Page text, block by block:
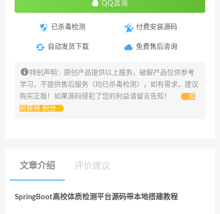
QQ咨询
已杀毒检测
自动发货下载
付费安装源码
免费售后咨询
特别声明：原创产品提供以上服务，破解产品仅供参考
学习，不提供售后服务（均已杀毒检测），如有需求，建议
购买正版！如果源码侵犯了您的利益请留言告知！
如
何获得 积分
文章介绍 评价建议
SpringBoot高校体质检测平台源码带本地搭建教程